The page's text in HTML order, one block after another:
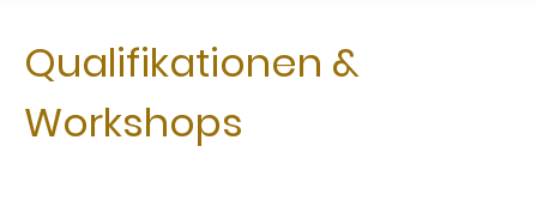
Qualifikationen &
Workshops